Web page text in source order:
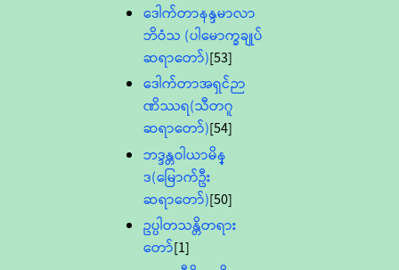
ဒေါက်တာနန္ဒမာလာ
ဘိဝံသ (ပါမောက္ခချုပ်
ဆရာတော်)[53]
ဒေါက်တာအရှင်ဉာ
ဏိဿရ(သီတဂူ
ဆရာတော်)[54]
ဘဒ္ဒန္တဝါယာမိန္
ဒ(မြောက်ဦး
ဆရာတော်)[50]
ဥပ္ပါတသန္တိတရား
တော်[1]